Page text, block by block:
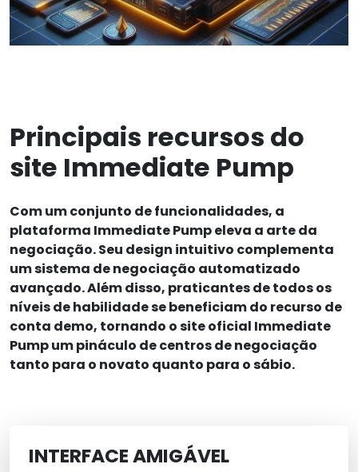
Principais recursos do
site Immediate Pump
Com um conjunto de funcionalidades, a
plataforma Immediate Pump eleva a arte da
negociação. Seu design intuitivo complementa
um sistema de negociação automatizado
avançado. Além disso, praticantes de todos os
níveis de habilidade se beneficiam do recurso de
conta demo, tornando o site oficial Immediate
Pump um pináculo de centros de negociação
tanto para o novato quanto para o sábio.
INTERFACE AMIGÁVEL